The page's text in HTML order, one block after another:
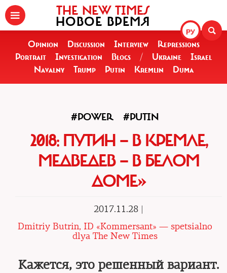
РУ
THE NEW TIMES
НОВОЕ ВРЕМЯ
Opinion Discussion Interview
Repressions
Portrait
Investigation Blogs / Ukraine
Israel
Navalny
Trump Putin Kremlin Duma
#POWER #PUTIN
2018: ПУТИН — В КРЕМЛЕ,
МЕДВЕДЕВ — В БЕЛОМ
ДОМЕ»
2017.11.28 |
Dmitriy Butrin, ID «Kommersant» — spetsialno
dlya The New Times
Кажется, это решенный вариант.